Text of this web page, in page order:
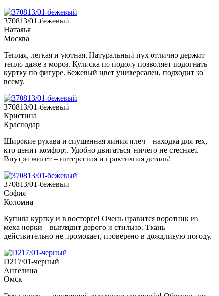
370813/01-бежевый
Наталья
Москва
Теплая, легкая и уютная. Натуральный пух отлично держит
тепло даже в мороз. Кулиска по подолу позволяет подогнать
куртку по фигуре. Бежевый цвет универсален, подходит ко
всему.
370813/01-бежевый
Кристина
Краснодар
Широкие рукава и спущенная линия плеч – находка для тех,
кто ценит комфорт. Удобно двигаться, ничего не стесняет.
Внутри жилет – интересная и практичная деталь!
370813/01-бежевый
София
Коломна
Купила куртку и в восторге! Очень нравится воротник из
меха норки – выглядит дорого и стильно. Ткань
действительно не промокает, проверено в дождливую погоду.
D217/01-черный
Ангелина
Омск